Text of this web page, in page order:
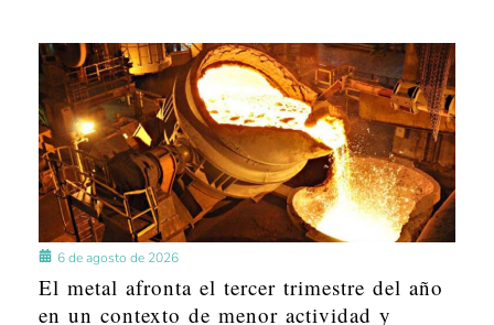
6 de agosto de 2026
El metal afronta el tercer trimestre del año
en un contexto de menor actividad y